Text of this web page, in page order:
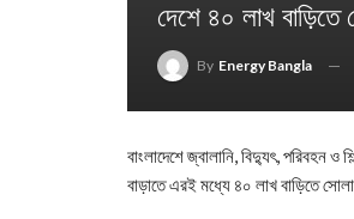
দেশে ৪০ লাখ বাড়িতে
By Energy Bangla
বাংলাদেশে জ্বালানি, বিদ্যুৎ, পরিবহন
বাড়াতে এরই মধ্যে ৪০ লাখ বাড়িতে